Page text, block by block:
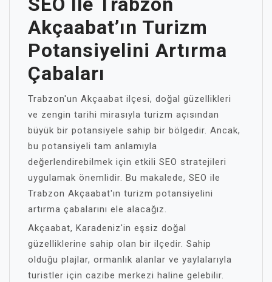
Akçaabat’ın Turizm
Potansiyelini Artırma
Çabaları
Trabzon'un Akçaabat ilçesi, doğal güzellikleri
ve zengin tarihi mirasıyla turizm açısından
büyük bir potansiyele sahip bir bölgedir. Ancak,
bu potansiyeli tam anlamıyla
değerlendirebilmek için etkili SEO stratejileri
uygulamak önemlidir. Bu makalede, SEO ile
Trabzon Akçaabat'ın turizm potansiyelini
artırma çabalarını ele alacağız.
Akçaabat, Karadeniz'in eşsiz doğal
güzelliklerine sahip olan bir ilçedir. Sahip
olduğu plajlar, ormanlık alanlar ve yaylalarıyla
turistler için cazibe merkezi haline gelebilir.